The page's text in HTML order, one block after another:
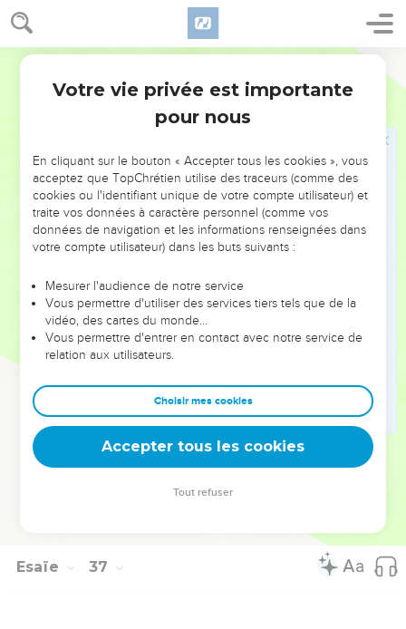
Esaïe 36
וַֽיַּעֲמֹד֙ רַב־שָׁקֵ֔ה וַיִּקְרָ֥א בְקוֹל־גָּד֖וֹל יְהוּדִ֑ית וַיֹּ֕אמֶר שִׁמְע֗וּ אֶת־דִּבְרֵ֛י
הַמֶּ֥לֶךְ הַגָּד֖וֹל מֶ֥לֶךְ אַשּֽׁוּר׃
כֹּ֚ה אָמַ֣ר הַמֶּ֔לֶךְ אַל־יַשִּׁ֥א לָכֶ֖ם חִזְקִיָּ֑הוּ כִּ֥י לֹֽא־יוּכַ֖ל לְהַצִּ֥יל אֶתְכֶֽם׃
15
וְאַל־יַבְטַ֨ח אֶתְכֶ֤ם חִזְקִיָּ֙הוּ֙ אֶל־יְהוָ֣ה לֵאמֹ֔ר הַצֵּ֥ל יַצִּילֵ֖נוּ יְהוָ֑ה לֹ֤א
16
וּצְא֣וּ אֵלַ֔י וְאִכְל֤וּ אִישׁ־גַּפְנוֹ֙ וְאִ֣ישׁ תְּאֵנָת֔וֹ וּשְׁת֖וּ אִ֥ישׁ מֵי־בוֹרֽוֹ׃
עַד־בֹּאִ֕י וְלָקַחְתִּ֥י אֶתְכֶ֖ם אֶל־אֶ֣רֶץ כְּאַרְצְכֶ֑ם אֶ֤רֶץ דָּגָן֙ וְתִיר֔וֹשׁ אֶ֥רֶץ
לֶ֖חֶם וּכְרָמִֽים׃
פֶּן־יַסִּ֨ית אֶתְכֶ֤ם חִזְקִיָּ֙הוּ֙ לֵאמֹ֔ר יְהוָ֖ה יַצִּילֵ֑נוּ הַהִצִּ֜ילוּ אֱלֹהֵ֤י הַגּוֹיִם֙ אִ֣ישׁ
אֶת־אַרְצ֔וֹ מִיַּ֖ד מֶ֥לֶךְ אַשּֽׁוּר׃
אַיֵּ֞ה אֱלֹהֵ֤י חֲמָת֙ וְאַרְפָּ֔ד אַיֵּ֖ה אֱלֹהֵ֣י סְפַרְוָ֑יִם וְכִֽי־הִצִּ֥ילוּ אֶת־שֹׁמְר֖וֹן
מִיָּדִֽי׃
מִ֗י בְּכָל־אֱלֹהֵ֤י הָֽאֲרָצוֹת֙ הָאֵ֔לֶּה אֲשֶׁר־הִצִּ֥ילוּ אֶת־אַרְצָ֖ם מִיָּדִ֑י כִּֽי־יַצִּ֧יל
יְהוָ֛ה אֶת־יְרוּשָׁלִַ֖ם מִיָּדִֽי׃
וַיָּבֹ֣א אֶלְיָקִ֣ים בֶּן־חִלְקִיָּ֣הוּ אֲשֶׁר־עַל־הַ֠בַּיִת וְשֶׁבְנָ֨א הַסּוֹפֵ֜ר וְיוֹאָ֨ח
בֶּן־אָסָ֧ף הַמַּזְכִּ֛יר אֶל־חִזְקִיָּ֖הוּ קְרוּעֵ֣י בְגָדִ֑ים וַיַּגִּ֣ידוּ ל֔וֹ אֵ֖ת דִּבְרֵ֥י
רַב־שָׁקֵֽה׃
Hébreu : © Westminster Leningrad Codex - tanach.us --- Grec : © 2010 by the
Esaïe 37
Votre vie privée est importante
pour nous
En cliquant sur le bouton « Accepter tous les cookies », vous
acceptez que TopChrétien utilise des traceurs (comme des
cookies ou l'identifiant unique de votre compte utilisateur) et
traite vos données à caractère personnel (comme vos
données de navigation et les informations renseignées dans
votre compte utilisateur) dans les buts suivants :
Mesurer l'audience de notre service
Vous permettre d'utiliser des services tiers tels que de la
vidéo, des cartes du monde…
Vous permettre d'entrer en contact avec notre service de
relation aux utilisateurs.
Choisir mes cookies
Accepter tous les cookies
Tout refuser